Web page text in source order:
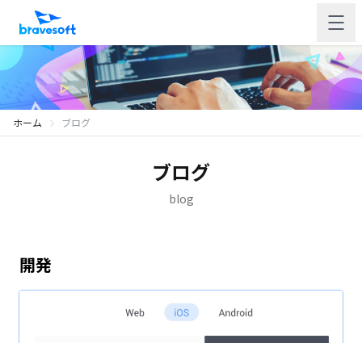
ホーム ブログ
ブログ
blog
開発